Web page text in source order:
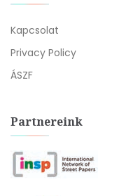
Kapcsolat
Privacy Policy
ÁSZF
Partnereink